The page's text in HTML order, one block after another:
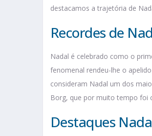
destacamos a trajetória de
Recordes de
Nadal é celebrado como o
fenomenal rendeu-lhe o
consideram Nadal um dos
Borg, que por muito tempo foi
Destaques